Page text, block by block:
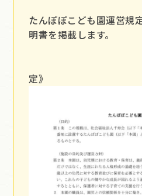
たんぽぽこども園運営規
明書を掲載します。
《運
定》